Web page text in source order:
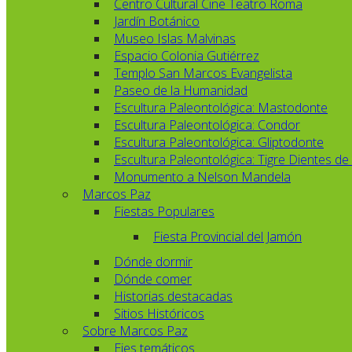
Centro Cultural Cine Teatro Roma
Jardín Botánico
Museo Islas Malvinas
Espacio Colonia Gutiérrez
Templo San Marcos Evangelista
Paseo de la Humanidad
Escultura Paleontológica: Mastodonte
Escultura Paleontológica: Condor
Escultura Paleontológica: Gliptodonte
Escultura Paleontológica: Tigre Dientes de
Monumento a Nelson Mandela
Marcos Paz
Fiestas Populares
Fiesta Provincial del Jamón
Dónde dormir
Dónde comer
Historias destacadas
Sitios Históricos
Sobre Marcos Paz
Ejes temáticos